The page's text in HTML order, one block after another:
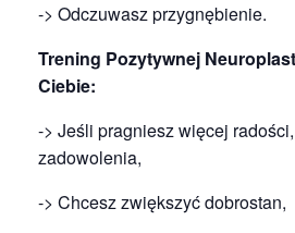
-> Odczuwasz przygnębienie.
Trening Pozytywnej
Ciebie:
-> Jeśli pragniesz więcej
zadowolenia,
-> Chcesz zwiększyć dobrostan,